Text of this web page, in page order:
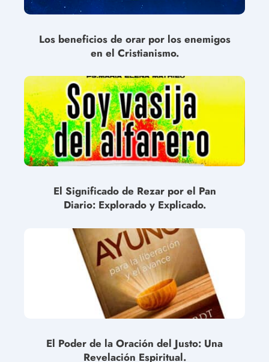
Los beneficios de orar por los enemigos
en el Cristianismo.
El Significado de Rezar por el Pan
Diario: Explorado y Explicado.
El Poder de la Oración del Justo: Una
Revelación Espiritual.